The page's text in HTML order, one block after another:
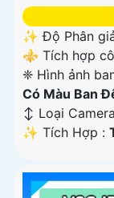
✨ Độ Phân
⚜️ Tích hợp
❈ Hình ảnh
Có Màu Ban
↕️ Loại Camera
️✨ Tích Hợp :